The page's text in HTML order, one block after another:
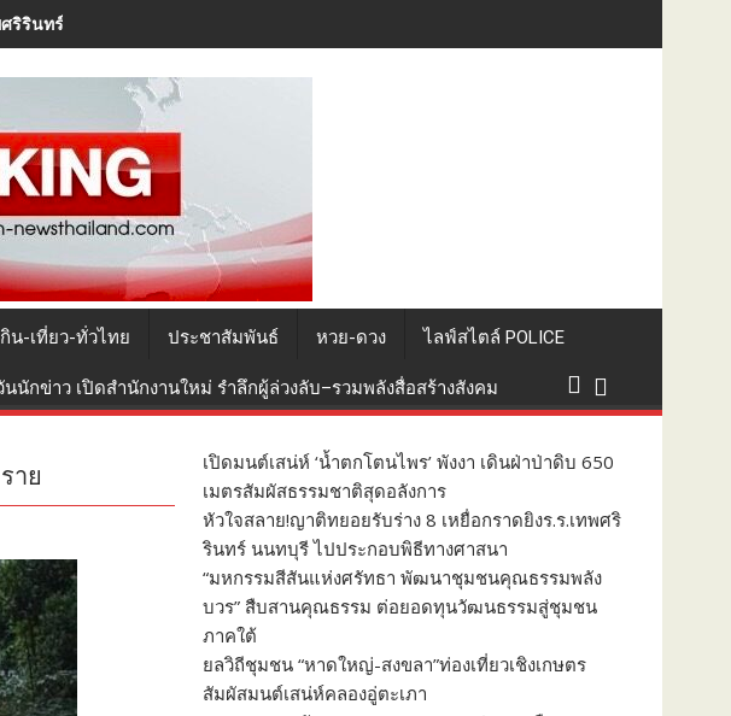
ริรินทร์ นนทบุรี ไปประกอบพิธีทางศาสนา
กิน-เที่ยว-ทั่วไทย ประชาสัมพันธ์ หวย-ดวง ไลฟ์สไตล์ POLICE
กข่าว เปิดสำนักงานใหม่ รำลึกผู้ล่วงลับ–รวมพลังสื่อสร้างสังคม
าย
เปิดมนต์เสน่ห์ ‘น้ำตกโตนไพร’ พังงา เดินฝ่าป่าดิบ 650
เมตรสัมผัสธรรมชาติสุดอลังการ
หัวใจสลาย!ญาติทยอยรับร่าง 8 เหยื่อกราดยิงร.ร.เทพศริ
รินทร์ นนทบุรี ไปประกอบพิธีทางศาสนา
“มหกรรมสีสันแห่งศรัทธา พัฒนาชุมชนคุณธรรมพลัง
บวร” สืบสานคุณธรรม ต่อยอดทุนวัฒนธรรมสู่ชุมชน
ภาคใต้
ยลวิถีชุมชน “หาดใหญ่-สงขลา”ท่องเที่ยวเชิงเกษตร
สัมผัสมนต์เสน่ห์คลองอู่ตะเภา